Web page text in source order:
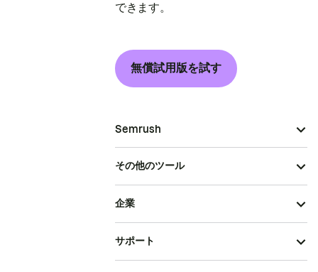
できます。
無償試用版を試す
Semrush
その他のツール
企業
サポート